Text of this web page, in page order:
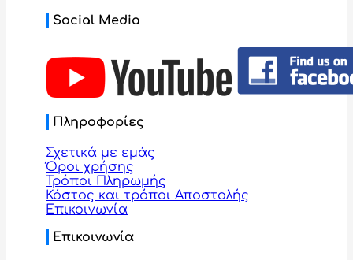
Social Media
Πληροφορίες
Σχετικά με εμάς
Όροι χρήσης
Τρόποι Πληρωμής
Κόστος και τρόποι Αποστολής
Επικοινωνία
Επικοινωνία